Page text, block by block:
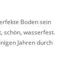
Boden sein
schön, wasserfest.
Jahren durch